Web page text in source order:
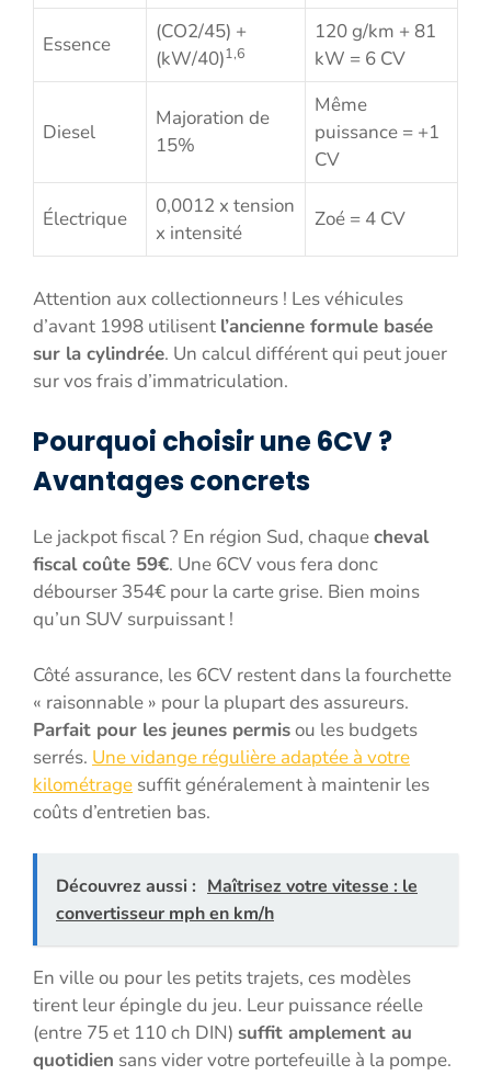
Essence
(CO2/45) +
(kW/40)1,6
120 g/km + 81
kW = 6 CV
Diesel
Majoration de
15%
Même
puissance = +1
CV
Électrique
0,0012 x tension
x intensité
Zoé = 4 CV
Attention aux collectionneurs ! Les véhicules
d’avant 1998 utilisent l’ancienne formule basée
sur la cylindrée. Un calcul différent qui peut jouer
sur vos frais d’immatriculation.
Pourquoi choisir une 6CV ?
Avantages concrets
Le jackpot fiscal ? En région Sud, chaquecheval
fiscal coûte 59€. Une 6CV vous fera donc
débourser 354€ pour la carte grise. Bien moins
qu’un SUV surpuissant !
Côté assurance, les 6CV restent dans la fourchette
« raisonnable » pour la plupart des assureurs.
Parfait pour les jeunes permisou les budgets
serrés. Une vidange régulière adaptée à votre
kilométrage suffit généralement à maintenir les
coûts d’entretien bas.
Découvrez aussi : Maîtrisez votre vitesse : le
convertisseur mph en km/h
En ville ou pour les petits trajets, ces modèles
tirent leur épingle du jeu. Leur puissance réelle
(entre 75 et 110 ch DIN) suffit amplement au
quotidien sans vider votre portefeuille à la pompe.